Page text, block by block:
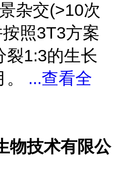
杂交(>10次
照3T3方案
裂1:3的生长
...查看全
物技术有限公